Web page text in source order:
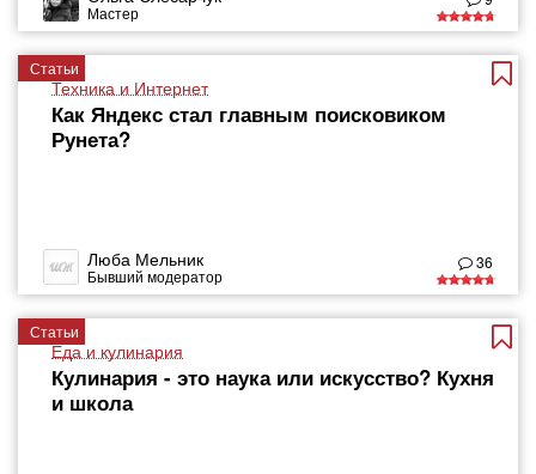
Мастер
Статьи
Техника и Интернет
Как Яндекс стал главным поисковиком
Рунета?
Люба Мельник
Бывший модератор
36
Статьи
Еда и кулинария
Кулинария - это наука или искусство? Кухня
и школа